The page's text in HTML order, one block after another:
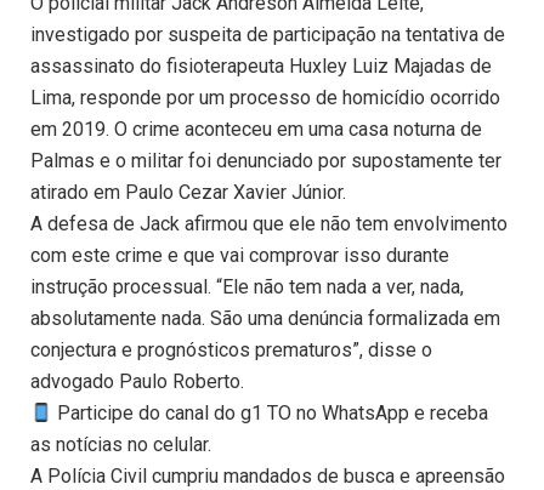
investigado por suspeita de participação na tentativa de
assassinato do fisioterapeuta Huxley Luiz Majadas de
Lima, responde por um processo de homicídio ocorrido
em 2019. O crime aconteceu em uma casa noturna de
Palmas e o militar foi denunciado por supostamente ter
atirado em Paulo Cezar Xavier Júnior.
A defesa de Jack afirmou que ele não tem envolvimento
com este crime e que vai comprovar isso durante
instrução processual. “Ele não tem nada a ver, nada,
absolutamente nada. São uma denúncia formalizada em
conjectura e prognósticos prematuros”, disse o
advogado Paulo Roberto.
Participe do canal do g1 TO no WhatsApp e receba
as notícias no celular.
A Polícia Civil cumpriu mandados de busca e apreensão